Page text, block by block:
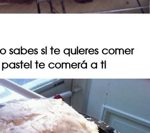
sabes si te quieres comer
te comerá a ti